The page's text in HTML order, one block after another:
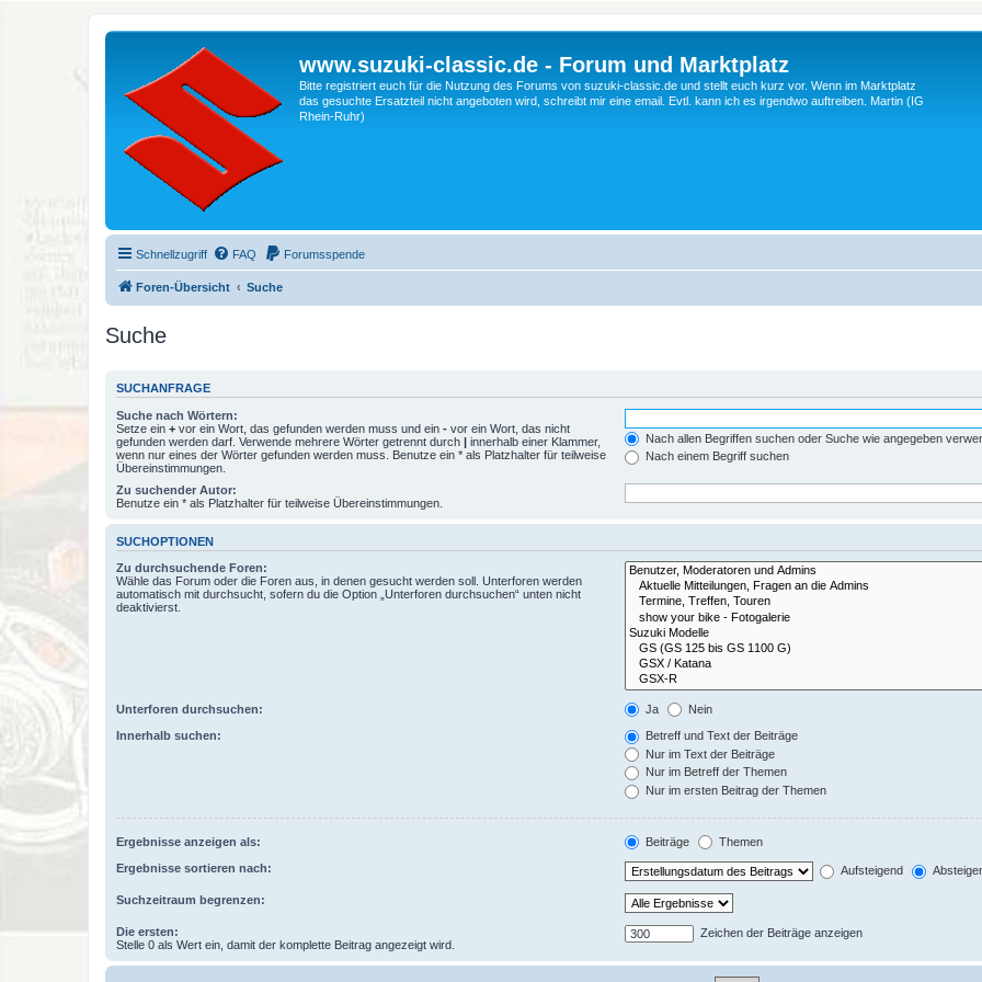
www.suzuki-classic.de - Forum und Marktplatz
Bitte registriert euch für die Nutzung des Forums von suzuki-classic.de und stellt euch kurz vor. Wenn im Marktplatz
das gesuchte Ersatzteil nicht angeboten wird, schreibt mir eine email. Evtl. kann ich es irgendwo auftreiben. Martin (IG
Rhein-Ruhr)
Schnellzugriff FAQ Forumsspende
Foren-Übersicht Suche
Suche
SUCHANFRAGE
Suche nach Wörtern:
Setze ein + vor ein Wort, das gefunden werden muss und ein - vor ein Wort, das nicht
gefunden werden darf. Verwende mehrere Wörter getrennt durch | innerhalb einer Klammer,
wenn nur eines der Wörter gefunden werden muss. Benutze ein * als Platzhalter für teilweise
Übereinstimmungen.
Nach allen Begriffen suchen oder Suche wie angegeben
Nach einem Begriff suchen
Zu suchender Autor:
Benutze ein * als Platzhalter für teilweise Übereinstimmungen.
SUCHOPTIONEN
Zu durchsuchende Foren:
Wähle das Forum oder die Foren aus, in denen gesucht werden soll. Unterforen werden
automatisch mit durchsucht, sofern du die Option „Unterforen durchsuchen“ unten nicht
deaktivierst.
Unterforen durchsuchen: Ja Nein
Innerhalb suchen:
Betreff und Text der Beiträge
Nur im Text der Beiträge
Nur im Betreff der Themen
Nur im ersten Beitrag der Themen
Ergebnisse anzeigen als: Beiträge Themen
Ergebnisse sortieren nach: Aufsteigend
Suchzeitraum begrenzen:
Die ersten:
Stelle 0 als Wert ein, damit der komplette Beitrag angezeigt wird.
Zeichen der Beiträge anzeigen